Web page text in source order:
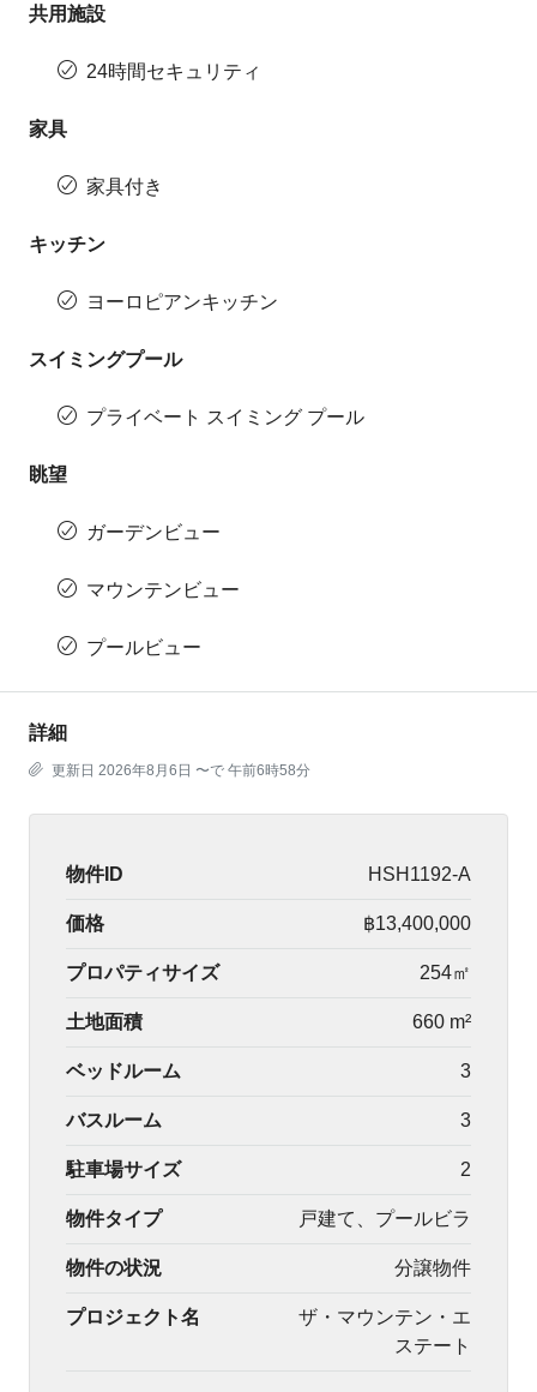
共用施設
24時間セキュリティ
家具
家具付き
キッチン
ヨーロピアンキッチン
スイミングプール
プライベート スイミング プール
眺望
ガーデンビュー
マウンテンビュー
プールビュー
詳細
更新日 2026年8月6日 〜で 午前6時58分
物件ID HSH1192-A
価格 ฿13,400,000
プロパティサイズ 254㎡
土地面積 660 m²
ベッドルーム 3
バスルーム 3
駐車場サイズ 2
物件タイプ 戸建て、プールビラ
物件の状況 分譲物件
プロジェクト名
ザ・マウンテン・エ
ステート